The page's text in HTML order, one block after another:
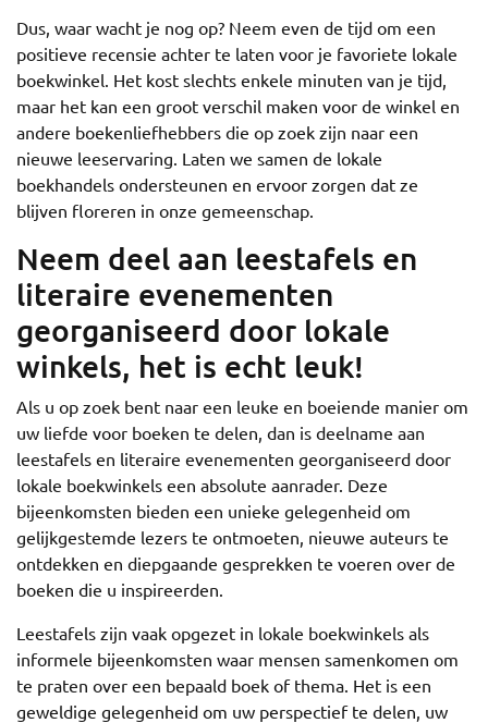
Dus, waar wacht je nog op? Neem even de tijd om een
positieve recensie achter te laten voor je favoriete lokale
boekwinkel. Het kost slechts enkele minuten van je tijd,
maar het kan een groot verschil maken voor de winkel en
andere boekenliefhebbers die op zoek zijn naar een
nieuwe leeservaring. Laten we samen de lokale
boekhandels ondersteunen en ervoor zorgen dat ze
blijven floreren in onze gemeenschap.
Neem deel aan leestafels en
literaire evenementen
georganiseerd door lokale
winkels, het is echt leuk!
Als u op zoek bent naar een leuke en boeiende manier om
uw liefde voor boeken te delen, dan is deelname aan
leestafels en literaire evenementen georganiseerd door
lokale boekwinkels een absolute aanrader. Deze
bijeenkomsten bieden een unieke gelegenheid om
gelijkgestemde lezers te ontmoeten, nieuwe auteurs te
ontdekken en diepgaande gesprekken te voeren over de
boeken die u inspireerden.
Leestafels zijn vaak opgezet in lokale boekwinkels als
informele bijeenkomsten waar mensen samenkomen om
te praten over een bepaald boek of thema. Het is een
geweldige gelegenheid om uw perspectief te delen, uw